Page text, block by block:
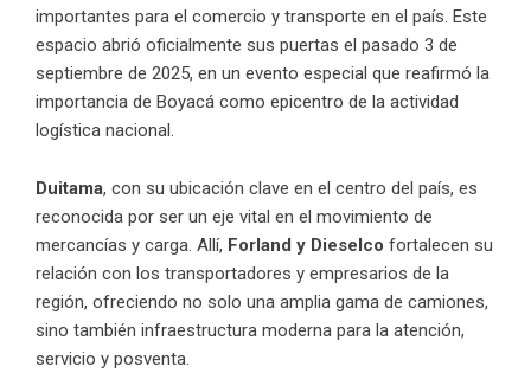
importantes para el comercio y transporte en el país. Este
espacio abrió oficialmente sus puertas el pasado 3 de
septiembre de 2025, en un evento especial que reafirmó la
importancia de Boyacá como epicentro de la actividad
logística nacional.
Duitama, con su ubicación clave en el centro del país, es
reconocida por ser un eje vital en el movimiento de
mercancías y carga. Allí, Forland y Dieselco fortalecen su
relación con los transportadores y empresarios de la
región, ofreciendo no solo una amplia gama de camiones,
sino también infraestructura moderna para la atención,
servicio y posventa.